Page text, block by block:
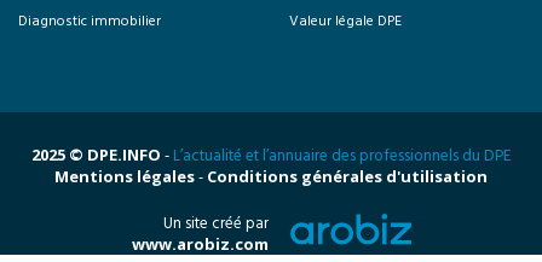
Diagnostic immobilier
Valeur légale DPE
2025 © DPE.INFO - L’actualité et l’annuaire des professionnels du DPE
Mentions légales- Conditions générales d'utilisation
Un site créé par
www.arobiz.com